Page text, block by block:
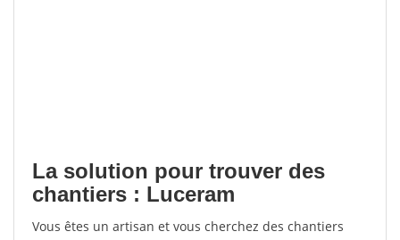
La solution pour trouver des
chantiers : Luceram
Vous êtes un artisan et vous cherchez des chantiers